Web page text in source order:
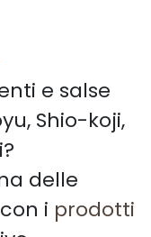
e salse
Shio-koji,
delle
i prodotti